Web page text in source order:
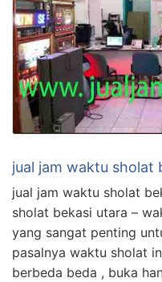
jual jam waktu sholat
jual jam waktu sholat
sholat bekasi utara –
yang sangat penting
pasalnya waktu sholat
berbeda beda , buka